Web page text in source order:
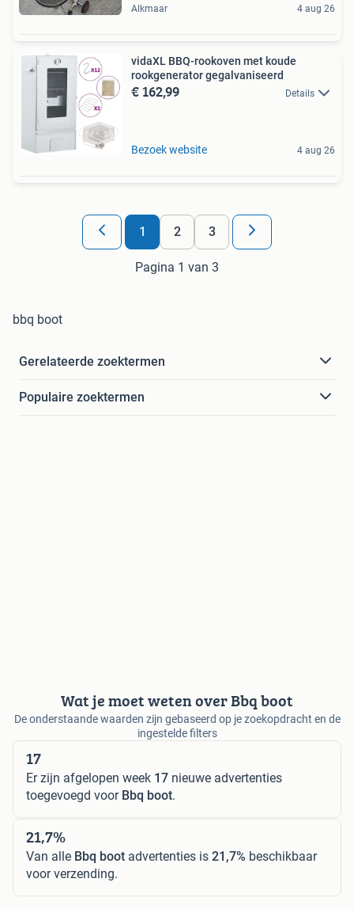
Alkmaar 4 aug 26
vidaXL BBQ-rookoven met koude
rookgenerator gegalvaniseerd
€ 162,99 Details
Bezoek website 4 aug 26
1 2 3
Pagina 1 van 3
bbq boot
Gerelateerde zoektermen
Populaire zoektermen
Wat je moet weten over Bbq boot
De onderstaande waarden zijn gebaseerd op je zoekopdracht en de
ingestelde filters
17
Er zijn afgelopen week 17 nieuwe advertenties
toegevoegd voor Bbq boot.
21,7%
Van alle Bbq boot advertenties is 21,7% beschikbaar
voor verzending.